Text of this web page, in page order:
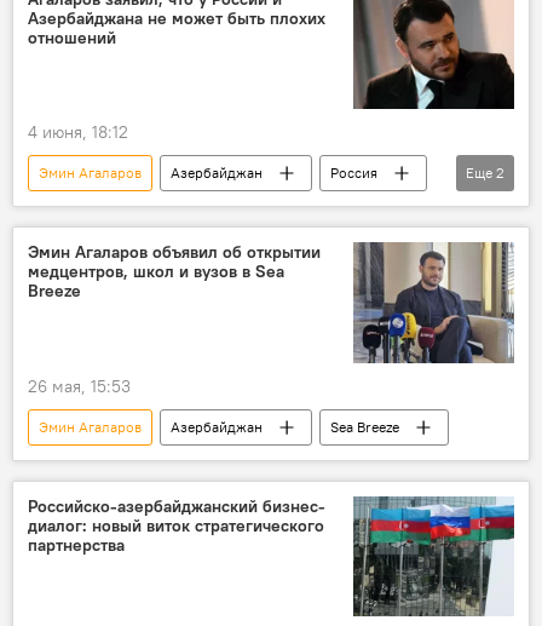
Азербайджана не может быть плохих
отношений
4 июня, 18:12
Эмин Агаларов Азербайджан
Россия
двусторонние отношения
ПМЭФ
Еще 2
Эмин Агаларов объявил об открытии
медцентров, школ и вузов в Sea
Breeze
26 мая, 15:53
Эмин Агаларов Азербайджан Sea Breeze
Российско-азербайджанский бизнес-
диалог: новый виток стратегического
партнерства